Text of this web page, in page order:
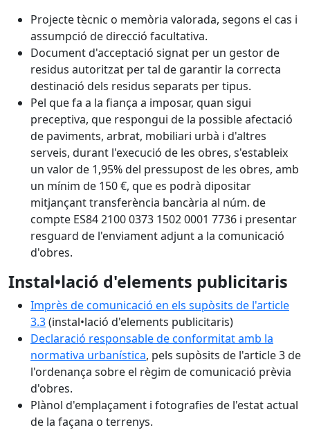
Projecte tècnic o memòria valorada, segons el cas i
assumpció de direcció facultativa.
Document d'acceptació signat per un gestor de
residus autoritzat per tal de garantir la correcta
destinació dels residus separats per tipus.
Pel que fa a la fiança a imposar, quan sigui
preceptiva, que respongui de la possible afectació
de paviments, arbrat, mobiliari urbà i d'altres
serveis, durant l'execució de les obres, s'estableix
un valor de 1,95% del pressupost de les obres, amb
un mínim de 150 €, que es podrà dipositar
mitjançant transferència bancària al núm. de
compte ES84 2100 0373 1502 0001 7736 i presentar
resguard de l'enviament adjunt a la comunicació
d'obres.
Instal•lació d'elements publicitaris
Imprès de comunicació en els supòsits de l'article
3.3(instal•lació d'elements publicitaris)
Declaració responsable de conformitat amb la
normativa urbanística, pels supòsits de l'article 3 de
l'ordenança sobre el règim de comunicació prèvia
d'obres.
Plànol d'emplaçament i fotografies de l'estat actual
de la façana o terrenys.